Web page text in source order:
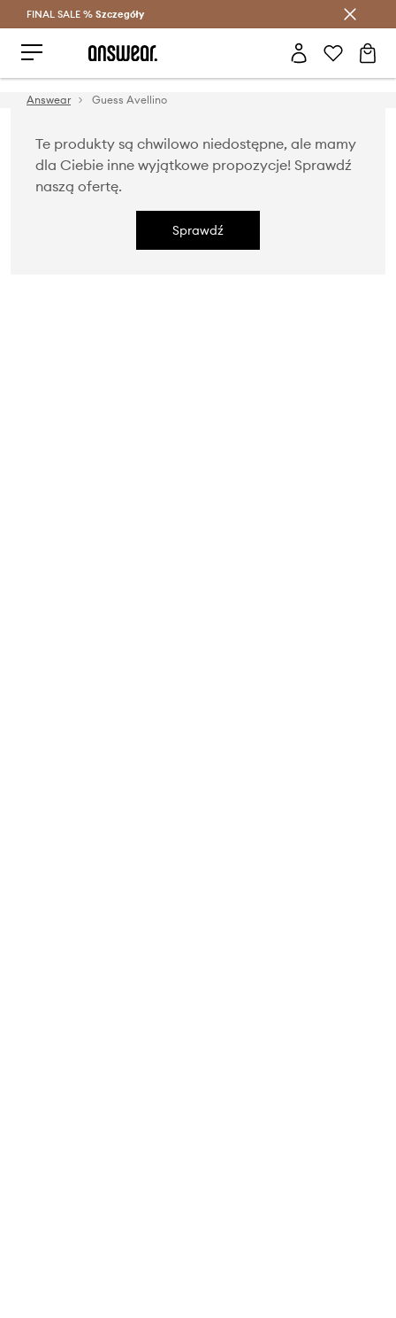
Oszczędzaj z Answear Club >
FINAL SALE % Szczegóły
Answear Guess Avellino
Te produkty są chwilowo niedostępne, ale mamy
dla Ciebie inne wyjątkowe propozycje! Sprawdź
naszą ofertę.
Sprawdź